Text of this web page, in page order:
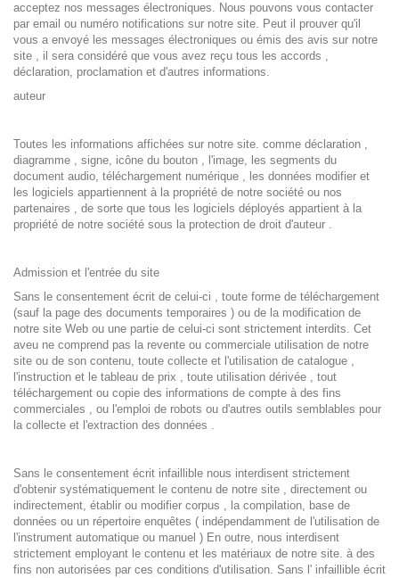
acceptez nos messages électroniques. Nous pouvons vous contacter
par email ou numéro notifications sur notre site. Peut il prouver qu'il
vous a envoyé les messages électroniques ou émis des avis sur notre
site , il sera considéré que vous avez reçu tous les accords ,
déclaration, proclamation et d'autres informations.
auteur
Toutes les informations affichées sur notre site. comme déclaration ,
diagramme , signe, icône du bouton , l'image, les segments du
document audio, téléchargement numérique , les données modifier et
les logiciels appartiennent à la propriété de notre société ou nos
partenaires , de sorte que tous les logiciels déployés appartient à la
propriété de notre société sous la protection de droit d'auteur .
Admission et l'entrée du site
Sans le consentement écrit de celui-ci , toute forme de téléchargement
(sauf la page des documents temporaires ) ou de la modification de
notre site Web ou une partie de celui-ci sont strictement interdits. Cet
aveu ne comprend pas la revente ou commerciale utilisation de notre
site ou de son contenu, toute collecte et l'utilisation de catalogue ,
l'instruction et le tableau de prix , toute utilisation dérivée , tout
téléchargement ou copie des informations de compte à des fins
commerciales , ou l'emploi de robots ou d'autres outils semblables pour
la collecte et l'extraction des données .
Sans le consentement écrit infaillible nous interdisent strictement
d'obtenir systématiquement le contenu de notre site , directement ou
indirectement, établir ou modifier corpus , la compilation, base de
données ou un répertoire enquêtes ( indépendamment de l'utilisation de
l'instrument automatique ou manuel ) En outre, nous interdisent
strictement employant le contenu et les matériaux de notre site. à des
fins non autorisées par ces conditions d'utilisation. Sans l' infaillible écrit